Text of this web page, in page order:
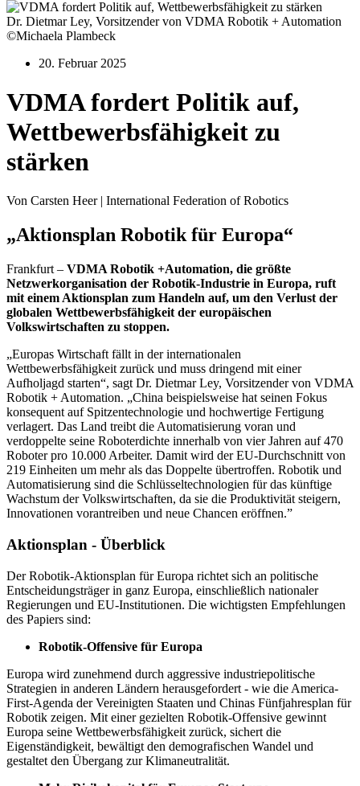
Dr. Dietmar Ley, Vorsitzender von VDMA Robotik + Automation
©Michaela Plambeck
20. Februar 2025
VDMA fordert Politik auf,
Wettbewerbsfähigkeit zu
stärken
Von Carsten Heer | International Federation of Robotics
„Aktionsplan Robotik für Europa“
Frankfurt – VDMA Robotik +Automation, die größte
Netzwerkorganisation der Robotik-Industrie in Europa, ruft
mit einem Aktionsplan zum Handeln auf, um den Verlust der
globalen Wettbewerbsfähigkeit der europäischen
Volkswirtschaften zu stoppen.
„Europas Wirtschaft fällt in der internationalen
Wettbewerbsfähigkeit zurück und muss dringend mit einer
Aufholjagd starten“, sagt Dr. Dietmar Ley, Vorsitzender von VDMA
Robotik + Automation. „China beispielsweise hat seinen Fokus
konsequent auf Spitzentechnologie und hochwertige Fertigung
verlagert. Das Land treibt die Automatisierung voran und
verdoppelte seine Roboterdichte innerhalb von vier Jahren auf 470
Roboter pro 10.000 Arbeiter. Damit wird der EU-Durchschnitt von
219 Einheiten um mehr als das Doppelte übertroffen. Robotik und
Automatisierung sind die Schlüsseltechnologien für das künftige
Wachstum der Volkswirtschaften, da sie die Produktivität steigern,
Innovationen vorantreiben und neue Chancen eröffnen.”
Aktionsplan - Überblick
Der Robotik-Aktionsplan für Europa richtet sich an politische
Entscheidungsträger in ganz Europa, einschließlich nationaler
Regierungen und EU-Institutionen. Die wichtigsten Empfehlungen
des Papiers sind:
Robotik-Offensive für Europa
Europa wird zunehmend durch aggressive industriepolitische
Strategien in anderen Ländern herausgefordert - wie die America-
First-Agenda der Vereinigten Staaten und Chinas Fünfjahresplan für
Robotik zeigen. Mit einer gezielten Robotik-Offensive gewinnt
Europa seine Wettbewerbsfähigkeit zurück, sichert die
Eigenständigkeit, bewältigt den demografischen Wandel und
gestaltet den Übergang zur Klimaneutralität.